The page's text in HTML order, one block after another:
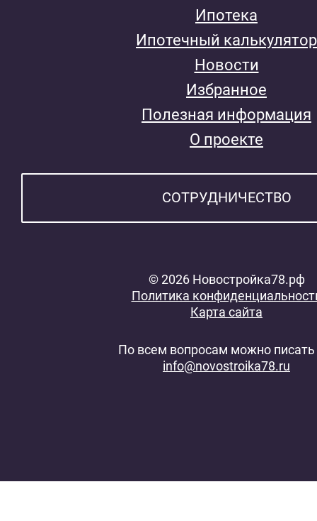
Ипотека
Ипотечный калькулятор
Новости
Избранное
Полезная информация
О проекте
СОТРУДНИЧЕСТВО
© 2026 Новостройка78.рф
Политика
Карта сайта
По всем вопросам можно писать
info@novostroika78.ru